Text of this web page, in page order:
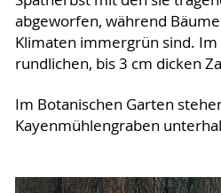
abgeworfen, während
Klimaten immergrün sind.
rundlichen, bis 3 cm dicken
Im Botanischen Garten
Kayenmühlengraben